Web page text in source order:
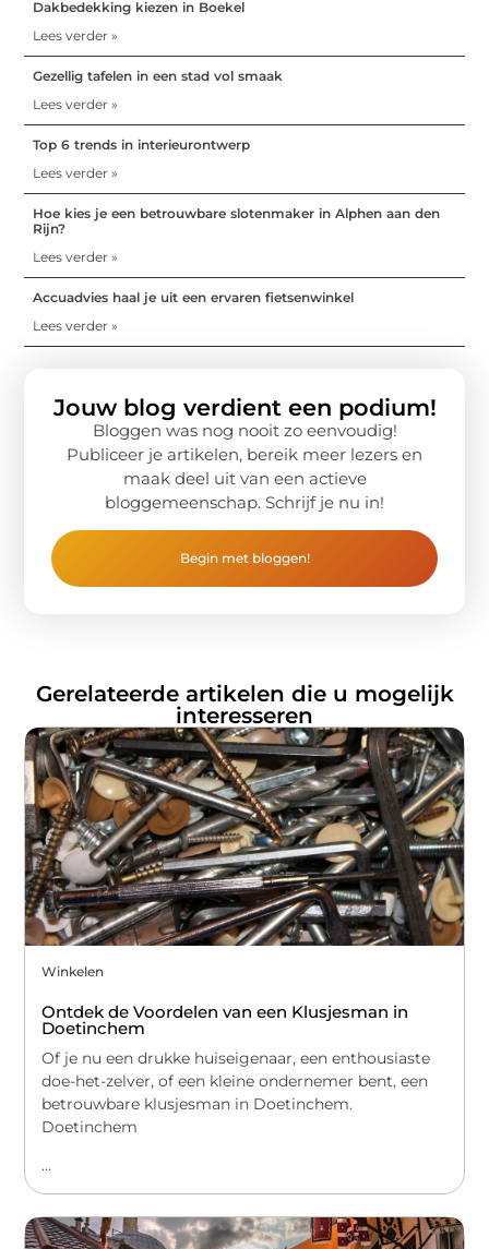
Dakbedekking kiezen in Boekel
Lees verder »
Gezellig tafelen in een stad vol smaak
Lees verder »
Top 6 trends in interieurontwerp
Lees verder »
Hoe kies je een betrouwbare slotenmaker in Alphen aan den
Rijn?
Lees verder »
Accuadvies haal je uit een ervaren fietsenwinkel
Lees verder »
Jouw blog verdient een podium!
Bloggen was nog nooit zo eenvoudig!
Publiceer je artikelen, bereik meer lezers en
maak deel uit van een actieve
bloggemeenschap. Schrijf je nu in!
Begin met bloggen!
Gerelateerde artikelen die u mogelijk
interesseren
Winkelen
Ontdek de Voordelen van een Klusjesman in
Doetinchem
Of je nu een drukke huiseigenaar, een enthousiaste
doe-het-zelver, of een kleine ondernemer bent, een
betrouwbare klusjesman in Doetinchem.
Doetinchem
...